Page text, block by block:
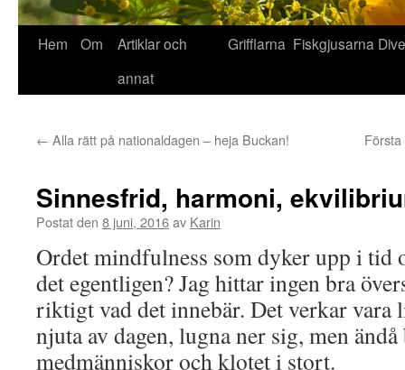
Hem Om
Artiklar och
annat
Grifflarna Fiskgjusarna
← Alla rätt på nationaldagen – heja Buckan!
Sinnesfrid, harmoni,
Postat den 8 juni, 2016av Karin
Ordet mindfulness som dyker upp i tid
det egentligen? Jag hittar ingen bra
riktigt vad det innebär. Det verkar vara
njuta av dagen, lugna ner sig, men
medmänniskor och klotet i stort.